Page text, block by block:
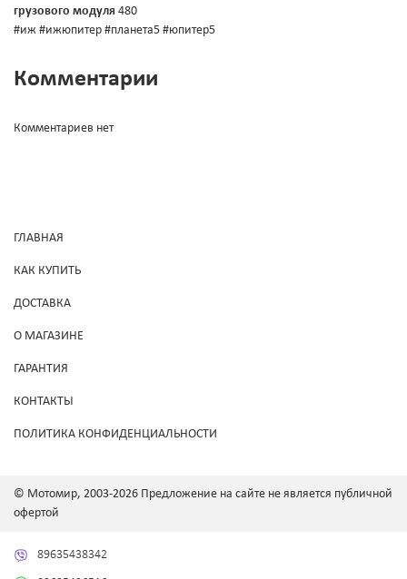
грузового модуля 480
#иж #ижюпитер #планета5 #юпитер5
Комментарии
Комментариев нет
ГЛАВНАЯ
КАК КУПИТЬ
ДОСТАВКА
О МАГАЗИНЕ
ГАРАНТИЯ
КОНТАКТЫ
ПОЛИТИКА КОНФИДЕНЦИАЛЬНОСТИ
© Мотомир, 2003-2026 Предложение на сайте не является публичной
офертой
89635438342